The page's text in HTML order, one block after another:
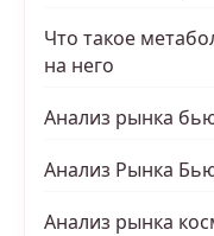
Что такое
на него
Анализ рынка
Анализ Рынка
Анализ рынка